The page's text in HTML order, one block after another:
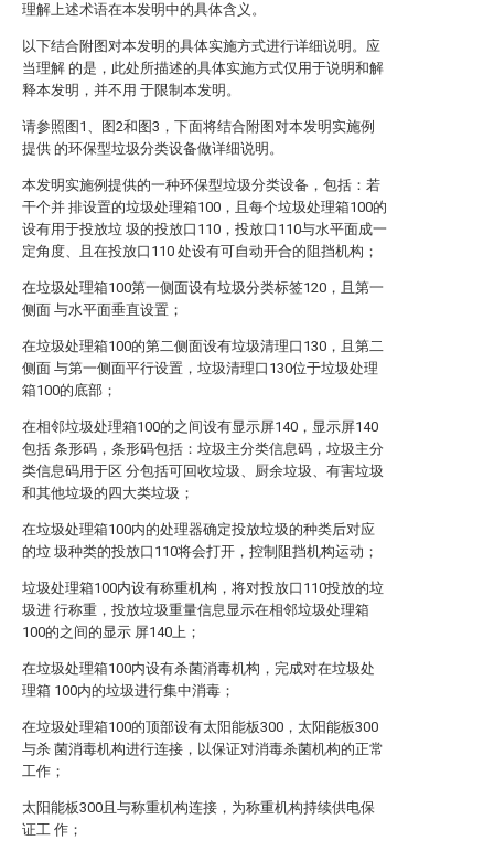
理解上述术语在本发明中的具体含义。
以下结合附图对本发明的具体实施方式进行详细说明。应
当理解 的是，此处所描述的具体实施方式仅用于说明和解
释本发明，并不用 于限制本发明。
请参照图1、图2和图3，下面将结合附图对本发明实施例
提供 的环保型垃圾分类设备做详细说明。
本发明实施例提供的一种环保型垃圾分类设备，包括：若
干个并 排设置的垃圾处理箱100，且每个垃圾处理箱100的
设有用于投放垃 圾的投放口110，投放口110与水平面成一
定角度、且在投放口110 处设有可自动开合的阻挡机构；
在垃圾处理箱100第一侧面设有垃圾分类标签120，且第一
侧面 与水平面垂直设置；
在垃圾处理箱100的第二侧面设有垃圾清理口130，且第二
侧面 与第一侧面平行设置，垃圾清理口130位于垃圾处理
箱100的底部；
在相邻垃圾处理箱100的之间设有显示屏140，显示屏140
包括 条形码，条形码包括：垃圾主分类信息码，垃圾主分
类信息码用于区 分包括可回收垃圾、厨余垃圾、有害垃圾
和其他垃圾的四大类垃圾；
在垃圾处理箱100内的处理器确定投放垃圾的种类后对应
的垃 圾种类的投放口110将会打开，控制阻挡机构运动；
垃圾处理箱100内设有称重机构，将对投放口110投放的垃
圾进 行称重，投放垃圾重量信息显示在相邻垃圾处理箱
100的之间的显示 屏140上；
在垃圾处理箱100内设有杀菌消毒机构，完成对在垃圾处
理箱 100内的垃圾进行集中消毒；
在垃圾处理箱100的顶部设有太阳能板300，太阳能板300
与杀 菌消毒机构进行连接，以保证对消毒杀菌机构的正常
工作；
太阳能板300且与称重机构连接，为称重机构持续供电保
证工 作；